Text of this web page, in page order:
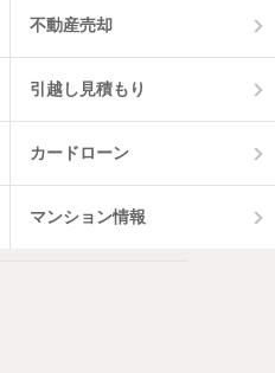
不動産売却
引越し見積もり
カードローン
マンション情報